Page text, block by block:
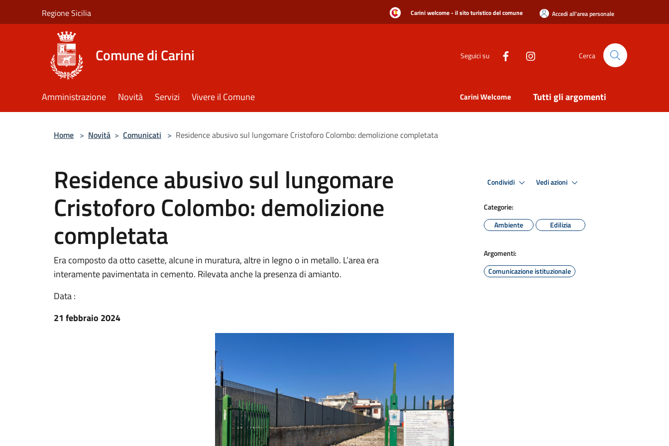
Regione Sicilia Carini welcome - il sito turistico del comune Accedi all'area personale
Comune di Carini Seguici su Cerca
Amministrazione Novità Servizi Vivere il Comune Carini Welcome Tutti gli argomenti
Home > Novità > Comunicati > Residence abusivo sul lungomare Cristoforo Colombo: demolizione completata
Residence abusivo sul lungomare
Cristoforo Colombo: demolizione
completata
Era composto da otto casette, alcune in muratura, altre in legno o in metallo. L’area era
interamente pavimentata in cemento. Rilevata anche la presenza di amianto.
Data :
21 febbraio 2024
Condividi Vedi azioni
Categorie:
Ambiente
Edilizia
Argomenti:
Comunicazione istituzionale